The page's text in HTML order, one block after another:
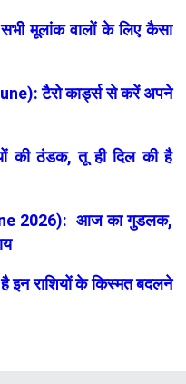
मूलांक वालों के लिए कैसा
टैरो कार्ड्स से करें अपने
की ठंडक, तू ही दिल की है
2026): आज का गुडलक,
राशियों के किस्मत बदलने